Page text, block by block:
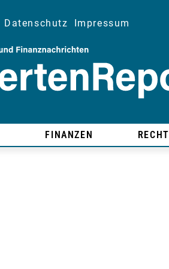
Datenschutz Impressum
FINANZEN RECHT